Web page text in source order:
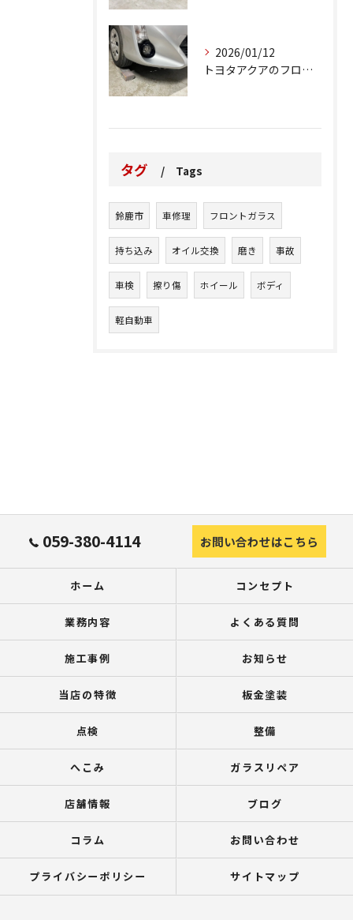
2026/01/12
トヨタアクアのフロントバンパーの右下側を縁石にぶつけてできた...
タグ Tags
鈴鹿市 車修理 フロントガラス
持ち込み オイル交換 磨き 事故
車検 擦り傷 ホイール ボディ
軽自動車
059-380-4114 お問い合わせはこちら
ホーム コンセプト
業務内容 よくある質問
施工事例 お知らせ
当店の特徴 板金塗装
点検 整備
へこみ ガラスリペア
店舗情報 ブログ
コラム お問い合わせ
プライバシーポリシー サイトマップ